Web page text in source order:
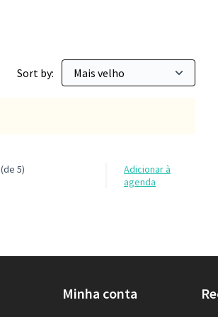
Sort by:
(de 5)
Adicionar à
agenda
Minha conta